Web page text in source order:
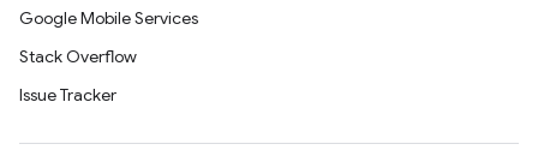
Google Mobile Services
Stack Overflow
Issue Tracker